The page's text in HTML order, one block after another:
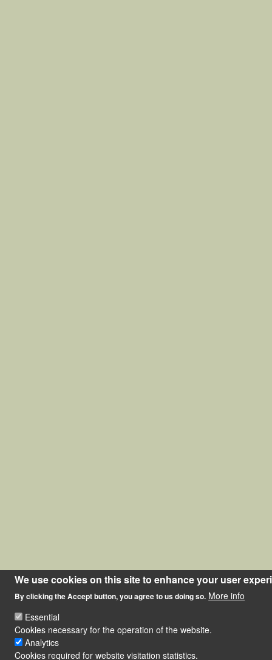
We use cookies on this site to enhance your user
By clicking the Accept button, you agree to us doing so. More info
Essential
Cookies necessary for the operation of the website.
Analytics
Cookies required for website visitation statistics.